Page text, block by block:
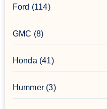
Ford (114)
GMC (8)
Honda (41)
Hummer(3)